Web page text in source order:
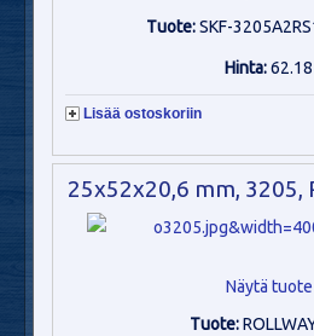
Tuote:SKF-
Hinta:
Lisää ostoskoriin
25x52x20,6 mm, 3205,
Näytä tuote
Tuote: